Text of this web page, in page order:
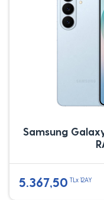
Samsung
5.367,50 TLx 12AY